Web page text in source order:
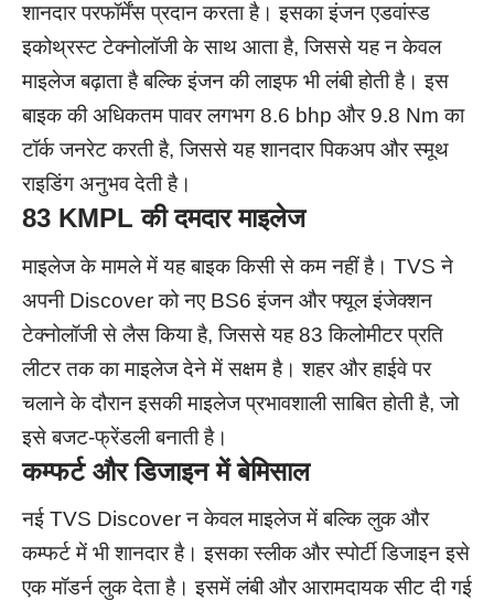
शानदार परफॉर्मेंस प्रदान करता है। इसका इंजन एडवांस्ड
इकोथ्रस्ट टेक्नोलॉजी के साथ आता है, जिससे यह न केवल
माइलेज बढ़ाता है बल्कि इंजन की लाइफ भी लंबी होती है। इस
बाइक की अधिकतम पावर लगभग 8.6 bhp और 9.8 Nm का
टॉर्क जनरेट करती है, जिससे यह शानदार पिकअप और स्मूथ
राइडिंग अनुभव देती है।
83 KMPL की दमदार माइलेज
माइलेज के मामले में यह बाइक किसी से कम नहीं है। TVS ने
अपनी Discover को नए BS6 इंजन और फ्यूल इंजेक्शन
टेक्नोलॉजी से लैस किया है, जिससे यह 83 किलोमीटर प्रति
लीटर तक का माइलेज देने में सक्षम है। शहर और हाईवे पर
चलाने के दौरान इसकी माइलेज प्रभावशाली साबित होती है, जो
इसे बजट-फ्रेंडली बनाती है।
कम्फर्ट और डिजाइन में बेमिसाल
नई TVS Discover न केवल माइलेज में बल्कि लुक और
कम्फर्ट में भी शानदार है। इसका स्लीक और स्पोर्टी डिजाइन इसे
एक मॉडर्न लुक देता है। इसमें लंबी और आरामदायक सीट दी गई